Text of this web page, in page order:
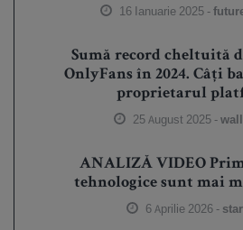
16 Ianuarie 2025 -
Sumă record cheltuită
OnlyFans în 2024. Câți
proprietarul
25 August 2025 -
ANALIZĂ VIDEO
tehnologice sunt mai
6 Aprilie 2026 -